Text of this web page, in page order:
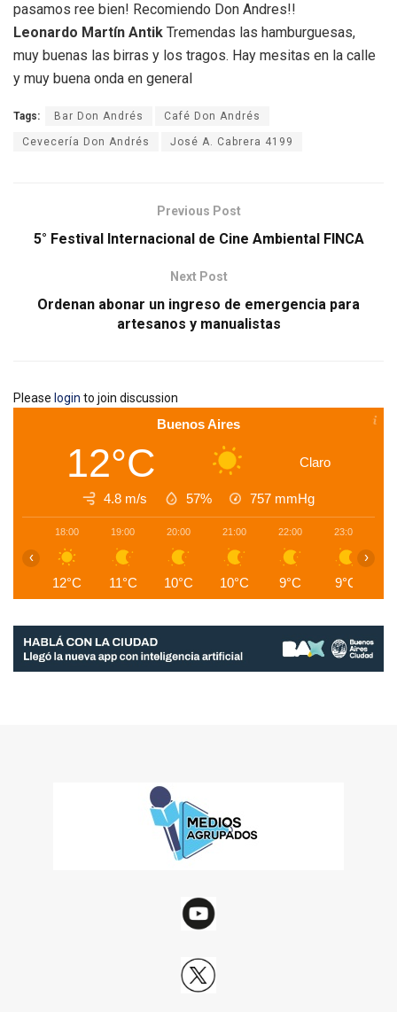
pasamos ree bien! Recomiendo Don Andres!!
Leonardo Martín Antik Tremendas las hamburguesas,
muy buenas las birras y los tragos. Hay mesitas en la calle
y muy buena onda en general
Tags: Bar Don Andrés Café Don Andrés
Cevecería Don Andrés José A. Cabrera 4199
Previous Post
5° Festival Internacional de Cine Ambiental FINCA
Next Post
Ordenan abonar un ingreso de emergencia para
artesanos y manualistas
Please login to join discussion
Buenos Aires
12°C Claro
4.8 m/s 57% 757 mmHg
18:00
12°C
19:00
11°C
20:00
10°C
21:00
10°C
22:00
9°C
23:00
9°C
‹ ›